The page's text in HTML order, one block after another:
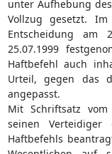
unter Aufhebung
Vollzug gesetzt.
Entscheidung am
25.07.1999
Haftbefehl auch
Urteil, gegen das
angepasst.
Mit Schriftsatz
seinen Verteidiger
Haftbefehls